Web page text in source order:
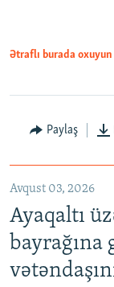
Ətraflı burada oxuyun
Paylaş
Avqust 03, 2026
Ayaqaltı
bayrağına